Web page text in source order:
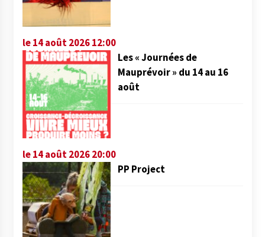
le 14 août 2026 12:00
Les « Journées de
Mauprévoir » du 14 au 16
août
le 14 août 2026 20:00
PP Project